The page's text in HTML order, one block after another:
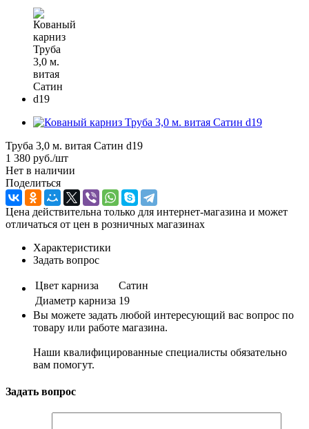
Труба 3,0 м. витая Сатин d19
1 380 руб./шт
Нет в наличии
Поделиться
Цена действительна только для интернет-магазина и может
отличаться от цен в розничных магазинах
Характеристики
Задать вопрос
Цвет карниза
Сатин
Диаметр карниза 19
Вы можете задать любой интересующий вас вопрос по
товару или работе магазина.
Наши квалифицированные специалисты обязательно
вам помогут.
Задать вопрос